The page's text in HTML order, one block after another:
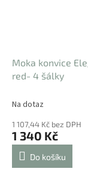
Moka konvice
red- 4 šálky
Na dotaz
1 107,44 Kč bez DPH
1 340 Kč
Do košíku